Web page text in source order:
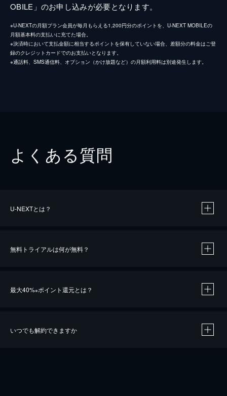
OBILE」のお申し込みが必要となります。
※U-NEXTの月額プラン会員が毎月もらえる1,200円分のポイントを、U-NEXT MOBILEの
月額基本料の支払いに充てた場合。
※決済時において支払金額に相当するポイントを保有していない場合、差額分の料金はご登
録のクレジットカードでのお支払いとなります。
※通話料、SMS通信料、オプション（かけ放題など）の月額利用料は別途発生します。
よくある質問
U-NEXTとは？
無料トライアルは何が無料？
最大40%※ポイント還元とは？
いつでも解約できますか